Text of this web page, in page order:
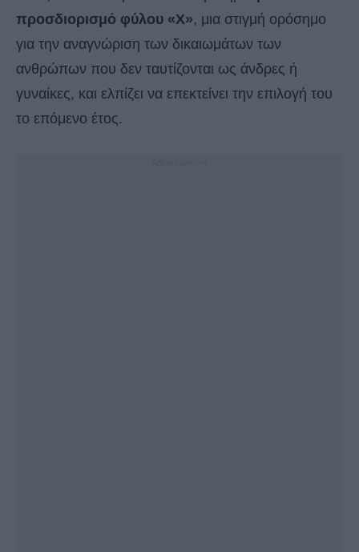
προσδιορισμό φύλου «Χ», μια στιγμή ορόσημο
για την αναγνώριση των δικαιωμάτων των
ανθρώπων που δεν ταυτίζονται ως άνδρες ή
γυναίκες, και ελπίζει να επεκτείνει την επιλογή του
το επόμενο έτος.